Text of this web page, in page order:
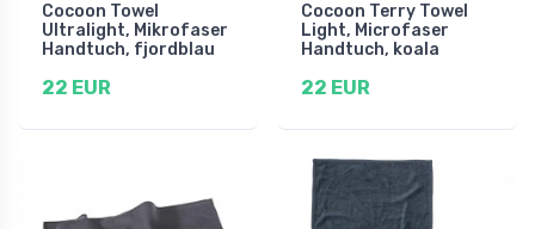
Cocoon Towel
Ultralight, Mikrofaser
Handtuch, fjordblau
22 EUR
Cocoon Terry Towel
Light, Microfaser
Handtuch, koala
22 EUR